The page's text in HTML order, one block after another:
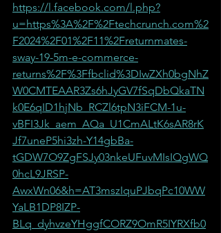
https://l.facebook.com/l.php?
u=https%3A%2F%2Ftechcrunch.com%2
F2024%2F01%2F11%2Freturnmates-
sway-19-5m-e-commerce-
returns%2F%3Ffbclid%3DIwZXh0bgNhZ
W0CMTEAAR3Zs6hJyGV7fSqDbQkaTN
k0E6qID1hjNb_RCZl6tpN3iFCM-1u-
vBFI3Jk_aem_AQa_U1CmALtK6sAR8rK
Jf7uneP5hi3zh-Y14gbBa-
tGDW7O9ZgFSJy03nkeUFuvMIsIQgWQ
0hcL9JRSP-
AwxWn06&h=AT3mszIquPJbqPc10WW
YaLB1DP8IZP-
BLq_dyhvzeYHggfCORZ9OmR5IYRXfb0